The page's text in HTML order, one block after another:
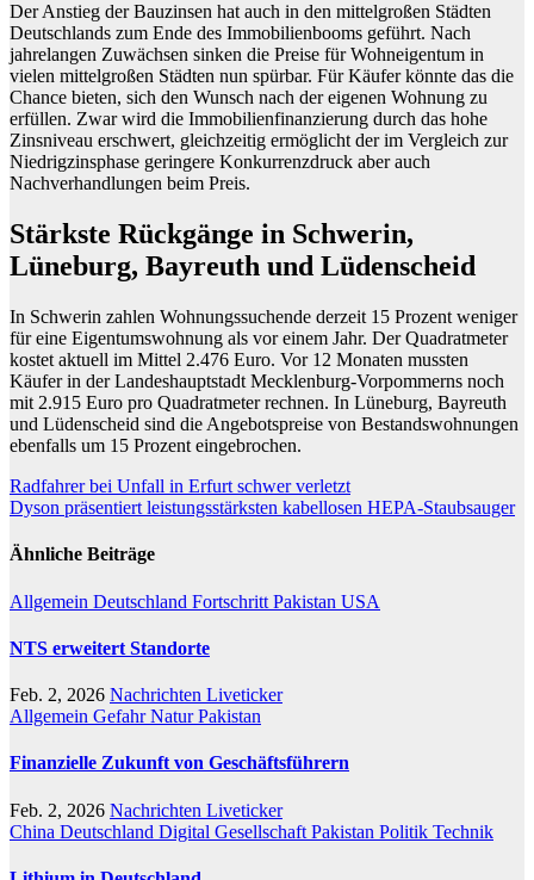
Der Anstieg der Bauzinsen hat auch in den mittelgroßen Städten
Deutschlands zum Ende des Immobilienbooms geführt. Nach
jahrelangen Zuwächsen sinken die Preise für Wohneigentum in
vielen mittelgroßen Städten nun spürbar. Für Käufer könnte das die
Chance bieten, sich den Wunsch nach der eigenen Wohnung zu
erfüllen. Zwar wird die Immobilienfinanzierung durch das hohe
Zinsniveau erschwert, gleichzeitig ermöglicht der im Vergleich zur
Niedrigzinsphase geringere Konkurrenzdruck aber auch
Nachverhandlungen beim Preis.
Stärkste Rückgänge in Schwerin,
Lüneburg, Bayreuth und Lüdenscheid
In Schwerin zahlen Wohnungssuchende derzeit 15 Prozent weniger
für eine Eigentumswohnung als vor einem Jahr. Der Quadratmeter
kostet aktuell im Mittel 2.476 Euro. Vor 12 Monaten mussten
Käufer in der Landeshauptstadt Mecklenburg-Vorpommerns noch
mit 2.915 Euro pro Quadratmeter rechnen. In Lüneburg, Bayreuth
und Lüdenscheid sind die Angebotspreise von Bestandswohnungen
ebenfalls um 15 Prozent eingebrochen.
Beitragsnavigation
Radfahrer bei Unfall in Erfurt schwer verletzt
Dyson präsentiert leistungsstärksten kabellosen HEPA-Staubsauger
Ähnliche Beiträge
Allgemein Deutschland Fortschritt Pakistan USA
NTS erweitert Standorte
Feb. 2, 2026 Nachrichten Liveticker
Allgemein GefahrNaturPakistan
Finanzielle Zukunft von Geschäftsführern
Feb. 2, 2026 Nachrichten Liveticker
China Deutschland Digital Gesellschaft Pakistan Politik Technik